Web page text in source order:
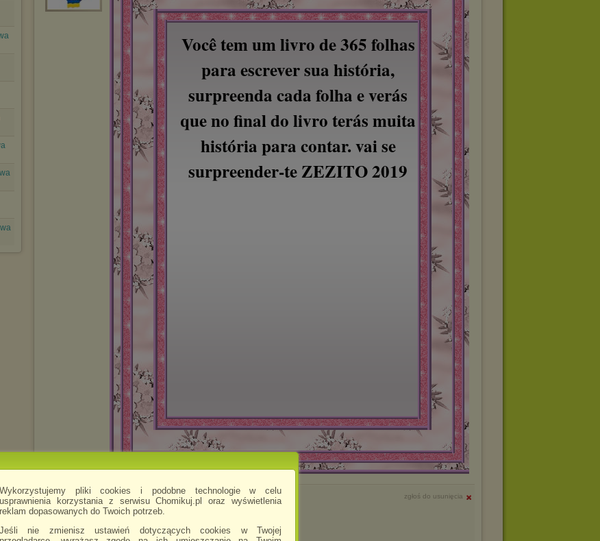
Wykorzystujemy pliki cookies i podobne technologie w celu
usprawnienia korzystania z serwisu Chomikuj.pl oraz wyświetlenia
reklam dopasowanych do Twoich potrzeb.
Jeśli nie zmienisz ustawień dotyczących cookies w Twojej
Você tem um livro de 365 folhas
para escrever sua história,
surpreenda cada folha e verás
que no final do livro terás muita
história para contar. vai se
surpreender-te ZEZITO 2019
motyleek1984 napisano 12.06.2019 10:25 zgłoś do usunięcia